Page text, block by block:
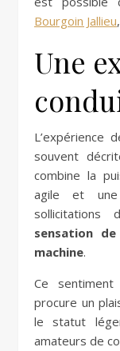
Bourgoin Jallieu
Une
L’expérience
souvent
combine la
agile et
sollicitations
sensation
machine.
Ce
procure un
le statut
amateurs de